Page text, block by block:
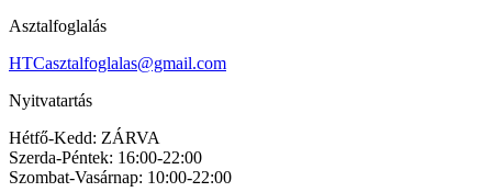
Asztalfoglalás
HTCasztalfoglalas@gmail.com
Nyitvatartás
Hétfő-Kedd: ZÁRVA
Szerda-Péntek: 16:00-22:00
Szombat-Vasárnap: 10:00-22:00